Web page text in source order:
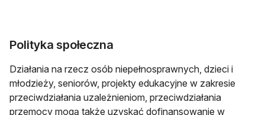
Polityka społeczna
Działania na rzecz osób niepełnosprawnych, dzieci i
młodzieży, seniorów, projekty edukacyjne w zakresie
przeciwdziałania uzależnieniom, przeciwdziałania
przemocy mogą także uzyskać dofinansowanie w